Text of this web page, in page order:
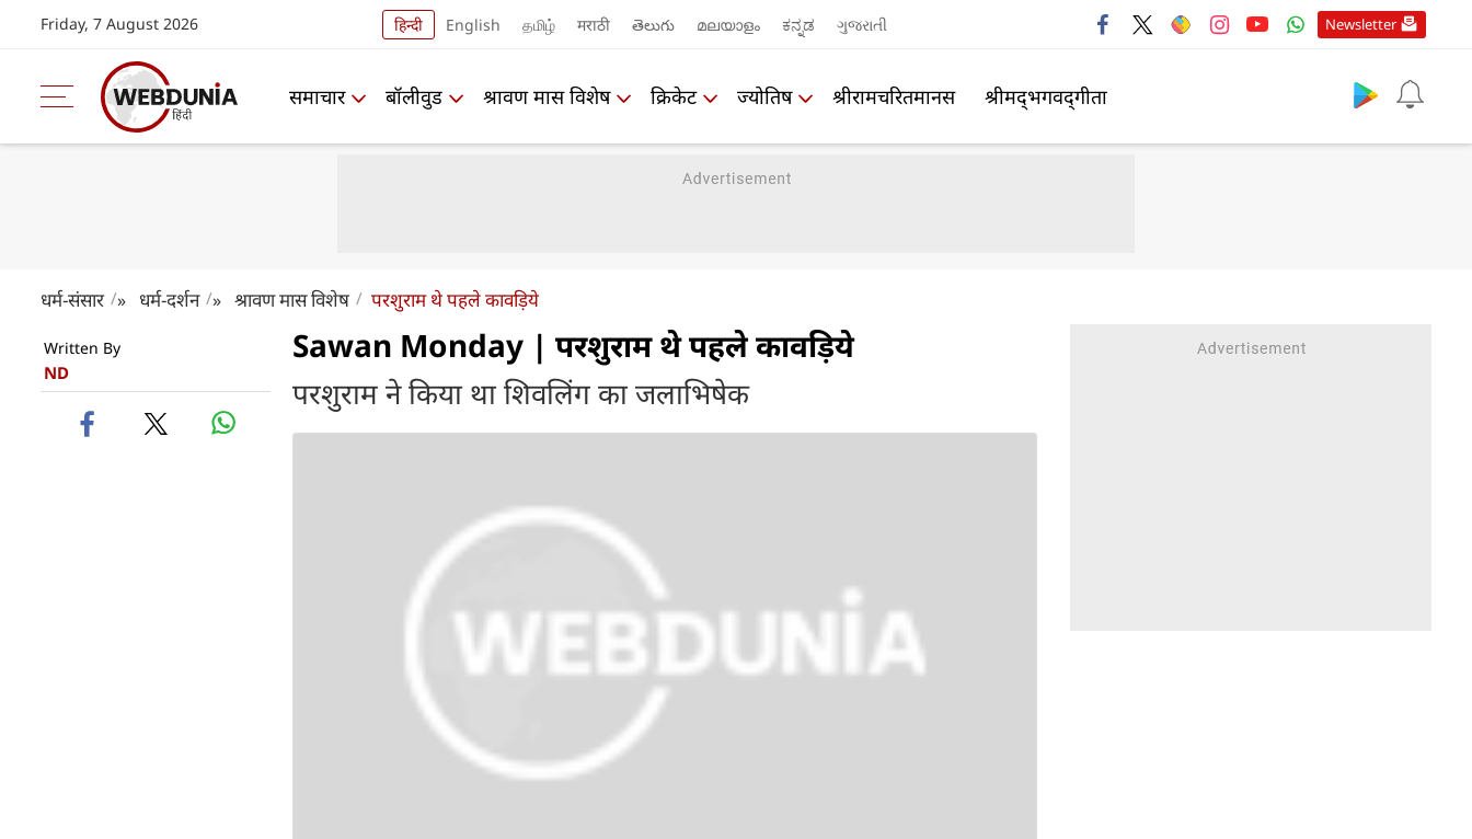
Friday, 7 August 2026 हिन्दी English தமிழ் मराठी తెలుగు മലയാളം ಕನ್ನಡ ગુજરાતી Newsletter
समाचार बॉलीवुड श्रावण मास विशेष क्रिकेट ज्योतिष श्रीरामचरितमानस श्रीमद्‍भगवद्‍गीता
धर्म-संसार » धर्म-दर्शन » श्रावण मास विशेष परशुराम थे पहले कावड़िये
Written By
ND
Sawan Monday | परशुराम थे पहले कावड़िये
परशुराम ने किया था शिवलिंग का जलाभिषेक